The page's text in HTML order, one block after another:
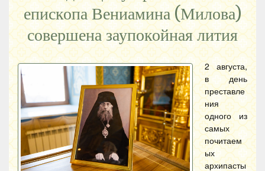
епископа Вениамина (Милова)
совершена заупокойная лития
2 августа,
в день
преставле
ния
одного из
самых
почитаем
ых
архипасты